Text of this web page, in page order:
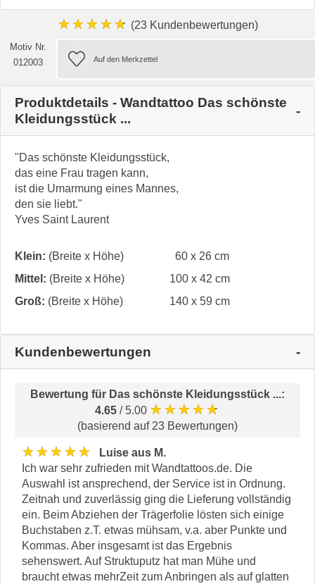
★★★★★ (23 Kundenbewertungen)
Motiv Nr.
012003
Produktdetails - Wandtattoo Das schönste
Kleidungsstück ...
"Das schönste Kleidungsstück,
das eine Frau tragen kann,
ist die Umarmung eines Mannes,
den sie liebt."
Yves Saint Laurent
Klein: (Breite x Höhe)
60 x 26 cm
Mittel: (Breite x Höhe)
100 x 42 cm
Groß: (Breite x Höhe) 140 x 59 cm
Kundenbewertungen
Bewertung für Das schönste Kleidungsstück ...:
4.65 / 5.00 ★★★★★
(basierend auf 23 Bewertungen)
★★★★★
Luise aus M.
Ich war sehr zufrieden mit Wandtattoos.de. Die
Auswahl ist ansprechend, der Service ist in Ordnung.
Zeitnah und zuverlässig ging die Lieferung vollständig
ein. Beim Abziehen der Trägerfolie lösten sich einige
Buchstaben z.T. etwas mühsam, v.a. aber Punkte und
Kommas. Aber insgesamt ist das Ergebnis
sehenswert. Auf Struktuputz hat man Mühe und
braucht etwas mehrZeit zum Anbringen als auf glatten